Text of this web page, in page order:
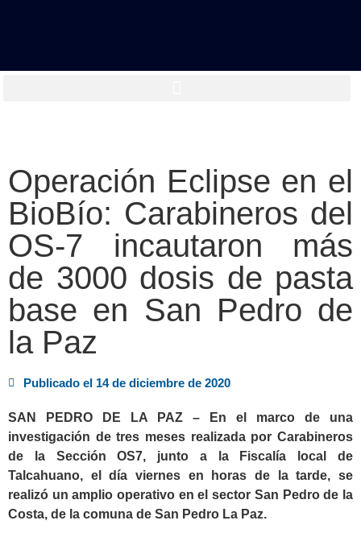
Operación Eclipse en el
BioBío: Carabineros del
OS-7 incautaron más
de 3000 dosis de pasta
base en San Pedro de
la Paz
Publicado el 14 de diciembre de 2020
SAN PEDRO DE LA PAZ – En el marco de una
investigación de tres meses realizada por Carabineros
de la Sección OS7, junto a la Fiscalía local de
Talcahuano, el día viernes en horas de la tarde, se
realizó un amplio operativo en el sector San Pedro de la
Costa, de la comuna de San Pedro La Paz.